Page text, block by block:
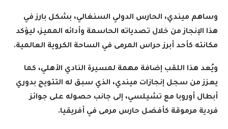
وساهم ميندي، الحارس الدولي السنغالي، بشكل بارز في
هذا الإنجاز من خلال تصدياته الحاسمة وأدائه المميز، ليؤكد
مكانته كأحد أبرز حراس المرمى في الساحة الكروية العالمية.
ويُعد هذا اللقب إضافة مهمة لمسيرة النادي الأهلي، كما
يعزز من سجل إنجازات ميندي، الذي سبق له التتويج بدوري
أبطال أوروبا مع تشيلسي، إلى جانب حصوله على جوائز
فردية مرموقة كأفضل حارس مرمى في أفريقيا.